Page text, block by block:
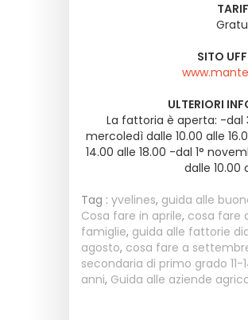
SITO
ULTERIORI
La fattoria è aperta: -dal
mercoledì dalle 10.00 alle
14.00 alle 18.00 -dal 1°
dalle 10.00
Tag : yvelines, guida alle
Cosa fare in aprile, cosa fare
famiglie, guida alle fattorie
agosto, cosa fare a
secondaria di primo grado 11-
anni, Guida alle aziende